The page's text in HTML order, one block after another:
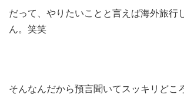
だって、やりたいことと言えば海外旅行
ん。笑笑
そんなんだから預言聞いてスッキリどこ